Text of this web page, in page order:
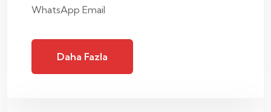
WhatsApp Email
Daha Fazla